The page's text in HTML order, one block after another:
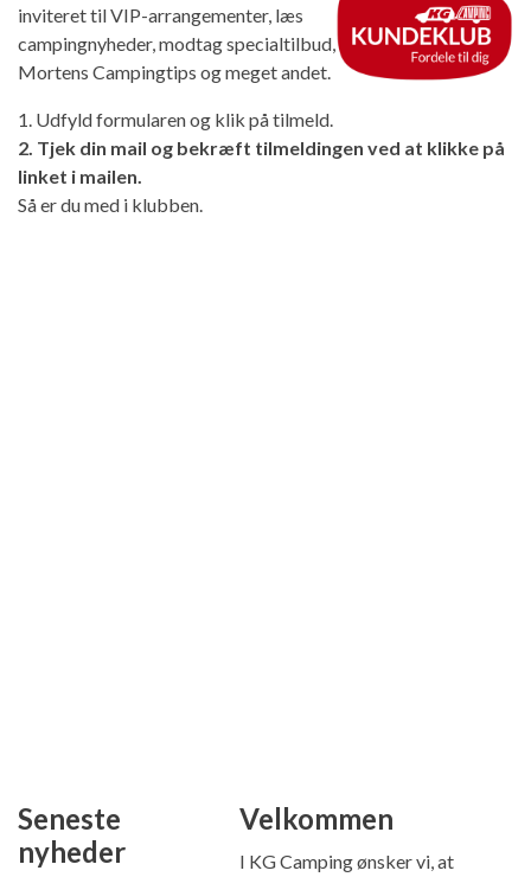
inviteret til VIP-arrangementer, læs
campingnyheder, modtag specialtilbud,
Mortens Campingtips og meget andet.
1. Udfyld formularen og klik på tilmeld.
2. Tjek din mail og bekræft tilmeldingen ved at klikke på
linket i mailen.
Så er du med i klubben.
Seneste
nyheder
Velkommen
I KG Camping ønsker vi, at